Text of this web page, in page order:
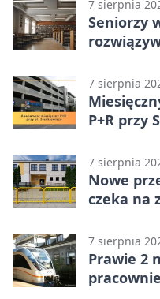
7 sierpnia
Seniorzy
7 sierpnia
P+R przy
7 sierpnia
Nowe
czeka na
7 sierpnia
Prawie 2